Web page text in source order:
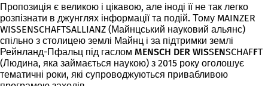
Пропозиція є великою і цікавою, але іноді її не так легко
розпізнати в джунглях інформації та подій. Тому MAINZER
WISSENSCHAFTSALLIANZ (Майнцський науковий альянс)
спільно з столицею землі Майнц і за підтримки землі
Рейнланд-Пфальц під гаслом MENSCH DER WISSENSCHAFFT
(Людина, яка займається наукою) з 2015 року оголошує
тематичні роки, які супроводжуються привабливою